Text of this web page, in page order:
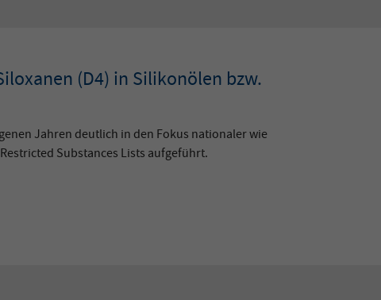
(D4) in Silikonölen bzw.
Jahren deutlich in den Fokus nationaler wie
Substances Lists aufgeführt.